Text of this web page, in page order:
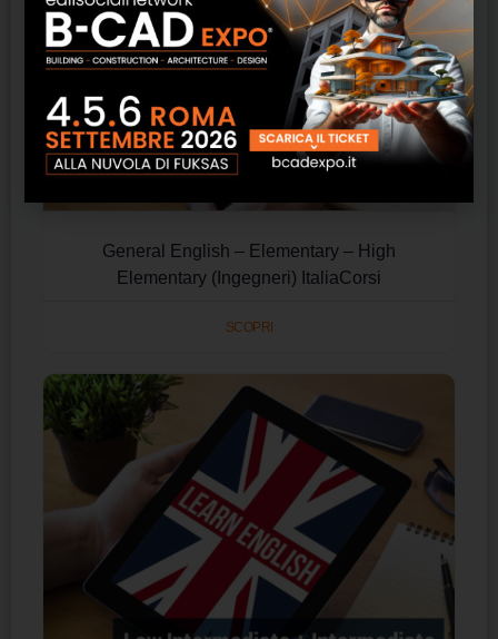
General English – Elementary – High
Elementary (Ingegneri) ItaliaCorsi
SCOPRI